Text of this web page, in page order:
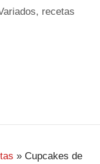
, recetas
» Cupcakes de